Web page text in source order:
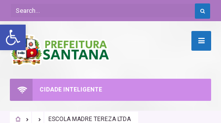
Abrir a barra de ferramentas
CIDADE INTELIGENTE
ESCOLA MADRE TEREZA LTDA